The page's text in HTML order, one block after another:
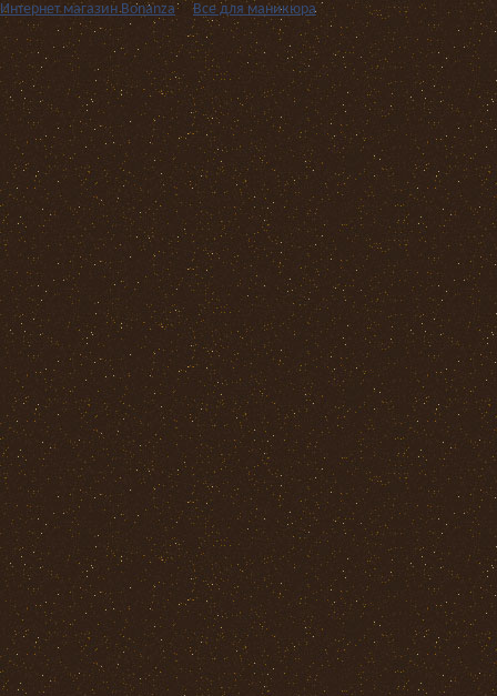
Интернет магазин Bonanza ›› Все для маникюра